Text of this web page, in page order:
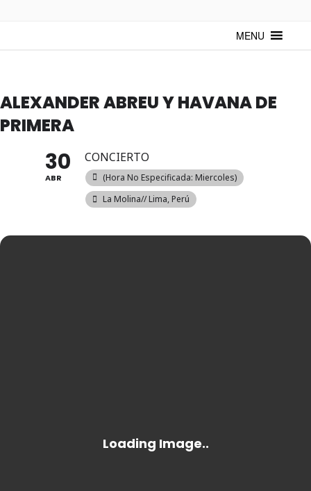
mantenerte actualizado sobre Cuba y sus artistas. Noticias, eventos y
MENU
ALEXANDER ABREU Y HAVANA DE
PRIMERA
30
ABR
CONCIERTO
(hora No Especificada: Miercoles)
La Molina// Lima, Perú